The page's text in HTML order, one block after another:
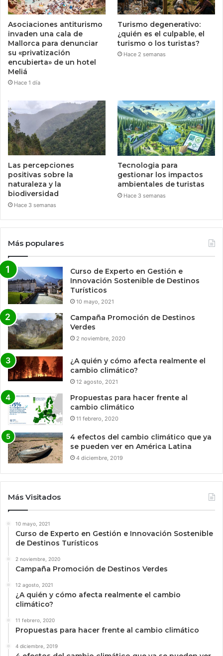
Asociaciones antiturismo
invaden una cala de
Mallorca para denunciar
su «privatización
encubierta» de un hotel
Meliá
Hace 1 día
Turismo degenerativo:
¿quién es el culpable, el
turismo o los turistas?
Hace 2 semanas
Las percepciones
positivas sobre la
naturaleza y la
biodiversidad
Hace 3 semanas
Tecnologia para
gestionar los impactos
ambientales de turistas
Hace 3 semanas
Más populares
Curso de Experto en Gestión e
Innovación Sostenible de Destinos
Turísticos
10 mayo, 2021
Campaña Promoción de Destinos
Verdes
2 noviembre, 2020
¿A quién y cómo afecta realmente el
cambio climático?
12 agosto, 2021
Propuestas para hacer frente al
cambio climático
11 febrero, 2020
4 efectos del cambio climático que ya
se pueden ver en América Latina
4 diciembre, 2019
Más Visitados
10 mayo, 2021
Curso de Experto en Gestión e Innovación Sostenible
de Destinos Turísticos
2 noviembre, 2020
Campaña Promoción de Destinos Verdes
12 agosto, 2021
¿A quién y cómo afecta realmente el cambio
climático?
11 febrero, 2020
Propuestas para hacer frente al cambio climático
4 diciembre, 2019